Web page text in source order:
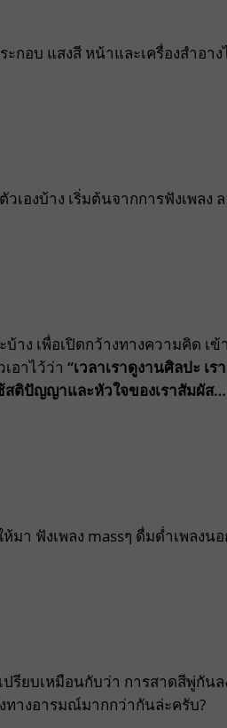
กอบ แสงสี หน้าและเครื่องสำอา
องบ้าง เริ่มต้นจากการฟังเพลง
ง เพื่อเปิดกว้างทางความคิด เข้
อาไว้ว่า “เวลาเราดูงานศิลปะ เ
ติปัญญาและหัวใจของเราสัมผัส
มา ฟังเพลง massๆ ดื่มด่ำเพลง
ปรียบเหมือนกับว่า การสาดสีพู่กัน
ทางอารมณ์มากกว่ากันล่ะครับ?